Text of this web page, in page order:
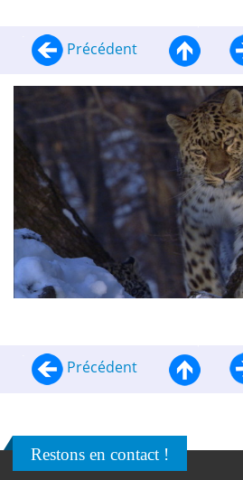
Précédent
Précédent
Restons en contact !